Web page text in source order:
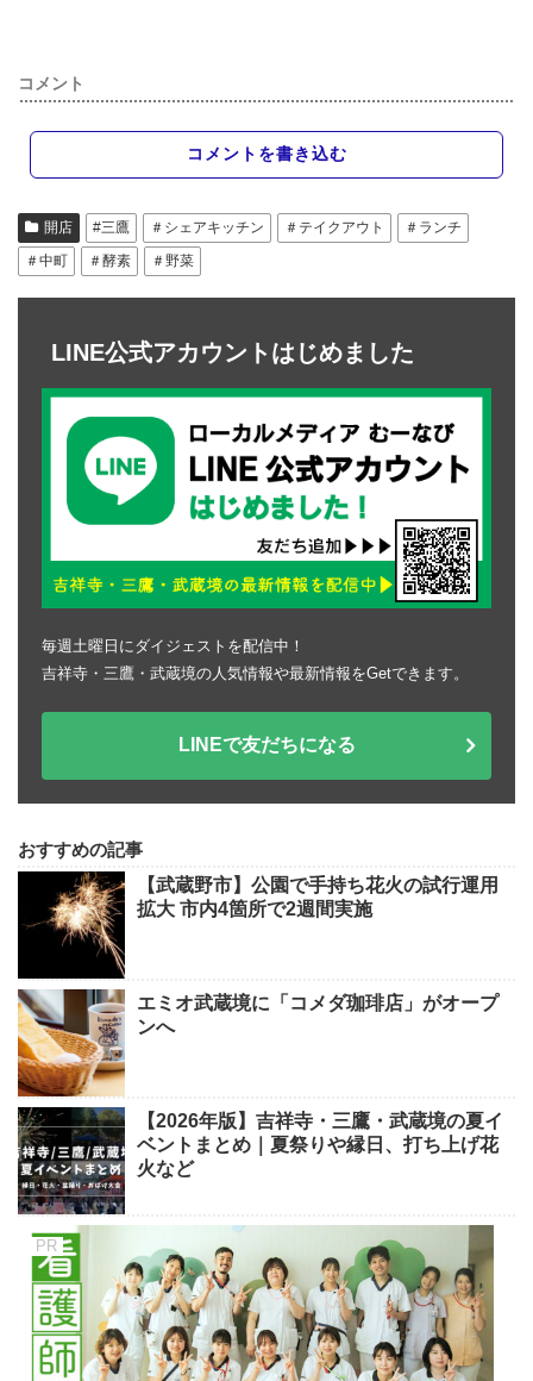
コメント
コメントを書き込む
開店 #三鷹 ＃シェアキッチン ＃テイクアウト
＃ランチ
＃中町
＃酵素 ＃野菜
LINE公式アカウントはじめました
毎週土曜日にダイジェストを配信中！
吉祥寺・三鷹・武蔵境の人気情報や最新情報をGetできます。
LINEで友だちになる
おすすめの記事
【武蔵野市】公園で手持ち花火の試行運用
拡大 市内4箇所で2週間実施
エミオ武蔵境に「コメダ珈琲店」がオープ
ンへ
【2026年版】吉祥寺・三鷹・武蔵境の夏イ
ベントまとめ｜夏祭りや縁日、打ち上げ花
火など